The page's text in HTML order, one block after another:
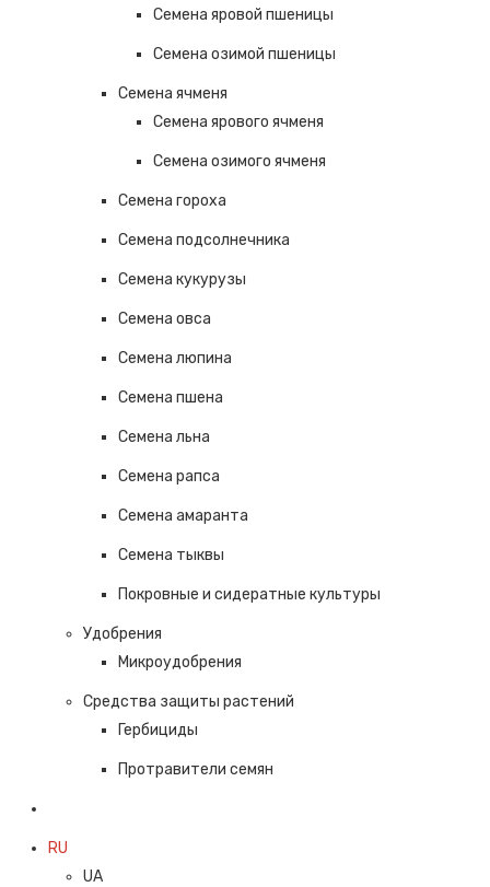
Семена яровой пшеницы
Семена озимой пшеницы
Семена ячменя
Семена ярового ячменя
Семена озимого ячменя
Семена гороха
Семена подсолнечника
Семена кукурузы
Семена овса
Семена люпина
Семена пшена
Семена льна
Семена рапса
Семена амаранта
Семена тыквы
Покровные и сидератные культуры
Удобрения
Микроудобрения
Средства защиты растений
Гербициды
Протравители семян
RU
UA